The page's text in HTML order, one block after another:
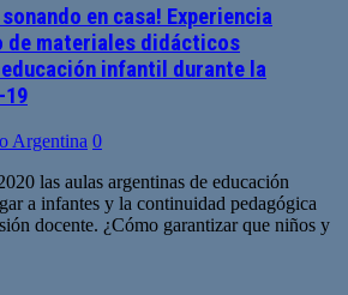
en casa! Experiencia
de materiales didácticos
infantil durante la
19
Argentina 0
las aulas argentinas de educación
a infantes y la continuidad pedagógica
docente. ¿Cómo garantizar que niños y